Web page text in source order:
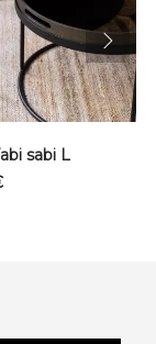
sabi L
next